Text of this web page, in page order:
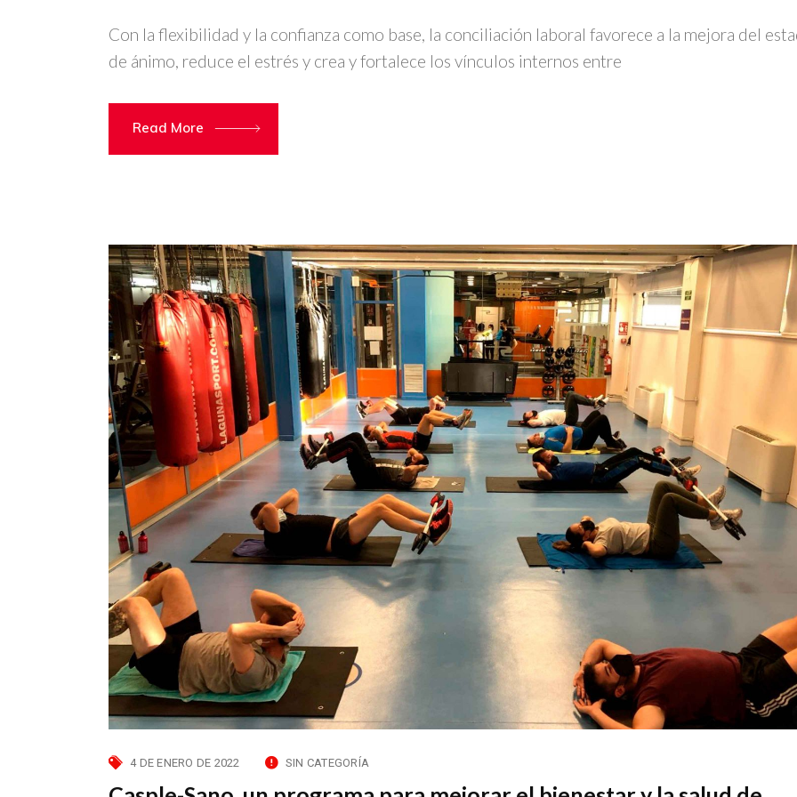
Con la flexibilidad y la confianza como base, la conciliación laboral favorece a la mejora del
de ánimo, reduce el estrés y crea y fortalece los vínculos internos entre
Read More
4 DE ENERO DE 2022 SIN CATEGORÍA